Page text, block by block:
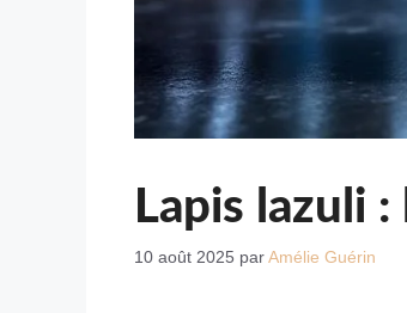
Lapis lazuli
10 août 2025 parAmélie Guérin